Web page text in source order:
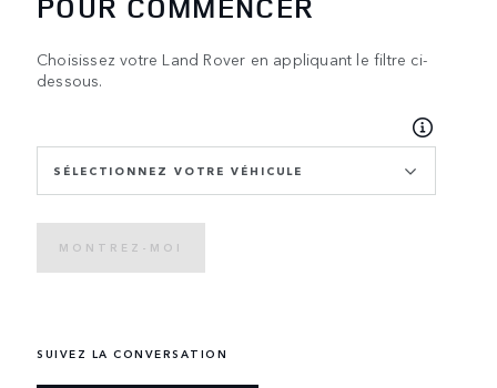
Choisissez votre Land Rover en appliquant le filtre ci-
dessous.
SÉLECTIONNEZ VOTRE VÉHICULE
MONTREZ-MOI
SUIVEZ LA CONVERSATION